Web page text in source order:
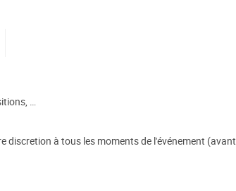
…
discretion à tous les moments de l'événement (avant,